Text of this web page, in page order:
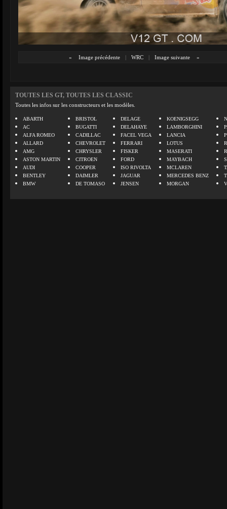
« Image précédente | WRC | Image suivante »
TOUTES LES GT, TOUTES LES CLASSIC
Toutes les infos sur les constructeurs et les modèles.
ABARTH
AC
ALFA ROMEO
ALLARD
AMG
ASTON MARTIN
AUDI
BENTLEY
BMW
BRISTOL
BUGATTI
CADILLAC
CHEVROLET
CHRYSLER
CITROEN
COOPER
DAIMLER
DE TOMASO
DELAGE
DELAHAYE
FACEL VEGA
FERRARI
FISKER
FORD
ISO RIVOLTA
JAGUAR
JENSEN
KOENIGSEGG
LAMBORGHINI
LANCIA
LOTUS
MASERATI
MAYBACH
MCLAREN
MERCEDES BENZ
MORGAN